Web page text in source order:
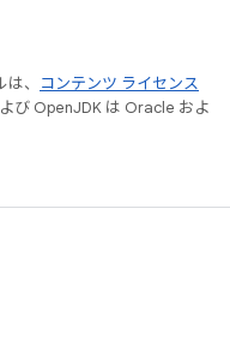
、
コンテンツ ライセンス
び OpenJDK は Oracle およ